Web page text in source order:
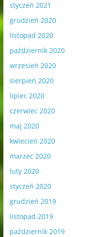
styczeń 2021
grudzień 2020
listopad 2020
październik 2020
wrzesień 2020
sierpień 2020
lipiec 2020
czerwiec 2020
maj 2020
kwiecień 2020
marzec 2020
luty 2020
styczeń 2020
grudzień 2019
listopad 2019
październik 2019